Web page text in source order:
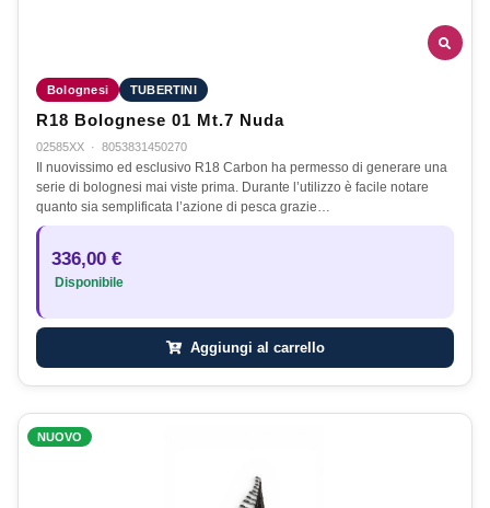
Bolognesi TUBERTINI
R18 Bolognese 01 Mt.7 Nuda
02585XX · 8053831450270
Il nuovissimo ed esclusivo R18 Carbon ha permesso di generare una
serie di bolognesi mai viste prima. Durante l’utilizzo è facile notare
quanto sia semplificata l’azione di pesca grazie…
336,00 €
Disponibile
Aggiungi al carrello
NUOVO